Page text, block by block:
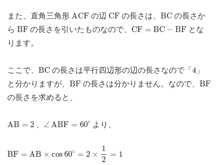
また、直角三角形 ACF
A CF の辺 CF
CF の長さは、 BC
BC の長さか
ら BF
BF の長さを引いたものなので、 CF = BC − BF
CF= C−B
とな
ります。
ここで、 BC
BC の長さは平行四辺形の辺の長さなので「 4
4 」
と分かりますが、 BF
BF の長さは分かりません。なので、 BF
BF
の長さを求めると、
AB = 2
A B= ∠ABF = 60∘
∠ A BF= ∘ より、
BF = AB × cos 60∘ = 2 ×
1
2
= 1